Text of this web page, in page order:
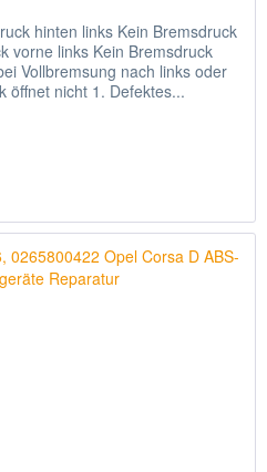
hinten links Kein Bremsdruck
vorne links Kein Bremsdruck
Vollbremsung nach links oder
öffnet nicht 1. Defektes...